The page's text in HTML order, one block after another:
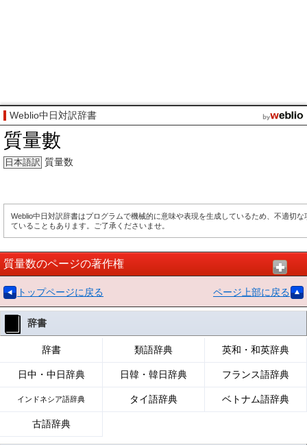
Weblio中日対訳辞書
質量數
日本語訳 質量数
Weblio中日対訳辞書はプログラムで機械的に意味や表現を生成しているため、不適切な
ていることもあります。ご了承くださいませ。
質量数のページの著作権
トップページに戻る ページ上部に戻る
辞書
辞書 類語辞典 英和・和英辞典
日中・中日辞典 日韓・韓日辞典 フランス語辞典
インドネシア語辞典 タイ語辞典 ベトナム語辞典
古語辞典